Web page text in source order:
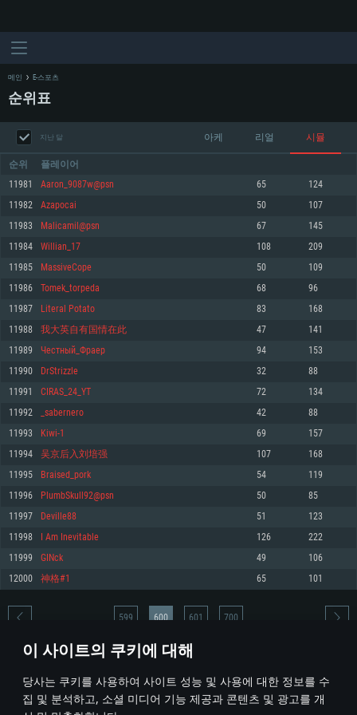
이 사이트의 쿠키에 대해
당사는 쿠키를 사용하여 사이트 성능 및 사용에 대한 정보를 수
집 및 분석하고, 소셜 미디어 기능 제공과 콘텐츠 및 광고를 개
최소사양
운영체제: Windows 10 (64 bit)
프로세서: 2.2 GHz 듀얼코어 이상
메모리: 4GB
그래픽 카드: DirectX 11 이상을 지원하는 AMD Radeon 77XX / NVIDIA
GeForce GT 660. 최소 사양 해상도: 720p
네트워크: 브로드밴드 인터넷
여유 저장 공간: 22.1 GB (최소 클라이언트)
권장 사양
570 혹은 그 이상
여유 저장 공간: 62.2 GB (전체 클라이언트)
최소사양
운영체제: Mac OS Big Sur 11.0
프로세서: 최소 2.2 GHz의 Core i5 (Intel Xeon 은 지원하지 않습니다)
메모리: 6 GB
그래픽 카드: Metal 을 지원하는 Intel Iris Pro 5200 (Mac), 혹은 이와 비슷한 성
능을 가지는 Mac 버전의 AMD/Nvidia. 최소 해상도: 720p
네트워크: 브로드밴드 인터넷
여유 저장 공간: 22.1 GB (최소 클라이언트)
권장 사양
네트워크: 브로드밴드 인터넷
여유 저장 공간: 62.2 GB (전체 클라이언트)
최소사양
운영체제: 64bit Linux 중 최신 버전
프로세서: 2.4 GHz 듀얼코어
메모리: 4 GB
그래픽 카드: Vulkan 을 지원하고, 최신 그래픽 드라이버를 지원하는 NVIDIA
660 (6개월 미만) 혹은 그와 동급의 성능을 가지며 최신 그래픽 드라이버를 지
원하는 AMD (6개월 미만; 최소사양 지원 해상도 720p)
네트워크: 브로드밴드 인터넷
여유 저장 공간: 22.1 GB (최소 클라이언트)
권장 사양
운영체제: Ubuntu 20.04 64bit
프로세서: Intel Core i7
메모리: 16 GB
그래픽 카드: Vulkan 을 지원하고, 최신 그래픽 드라이버를 지원하는 NVIDIA
1060 (6개월 미만) 혹은 그와 동급의 성능을 가지며 최신 그래픽 드라이버를
지원하는 AMD RX 570 (6개월 미만; 최소사양 지원 해상도 720p) 이상
여유 저장 공간: 62.2 GB (전체 클라이언트)
메인 E-스포츠
순위표
지난 달 아케 리얼 시뮬
순위 플레이어
11981 Aaron_9087w@psn 65 124
11982 Azapocai 50 107
11983 Malicamil@psn 67 145
11984 Willian_17 108 209
11985 MassiveCope 50 109
11986 Tomek_torpeda 68 96
11987 Literal Potato 83 168
11988 我大英自有国情在此 47 141
11989 Честный_Фраер 94 153
11990 DrStrizzle 32 88
11991 CIRAS_24_YT 72 134
11992 _sabernero 42 88
11993 Kiwi-1 69 157
11994 吴京后入刘培强 107 168
11995 Braised_pork 54 119
11996 PlumbSkull92@psn 50 85
11997 Deville88 51 123
11998 I Am Inevitable 126 222
11999 GINck 49 106
12000 神格#1 65 101
* 순위표는 매일 1회 갱신됩니다
599 600 601 700